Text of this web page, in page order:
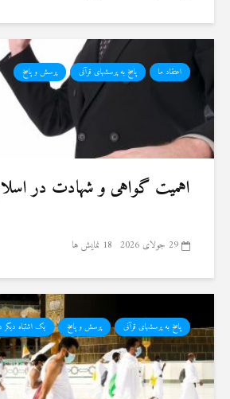
اعتقاد ما پاسخ به پرسشهای قرآنی پرسش و پاسخ
اهمیت گواهی و شهادت در
29 جولای 2026 18 نمایش ها
پاسخ به پرسشهای قرآنی پرسش و پاسخ یک اشتباه دیگر